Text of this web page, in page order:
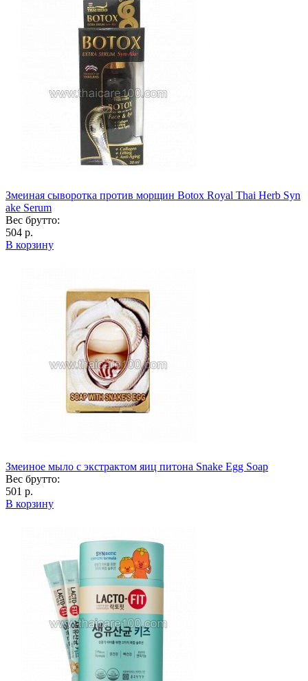
Змеиная сыворотка против морщин Botox Royal Thai Herb Syn
ake Serum
Вес брутто:
504 р.
В корзину
Змеиное мыло с экстрактом яиц питона Snake Egg Soap
Вес брутто:
501 р.
В корзину